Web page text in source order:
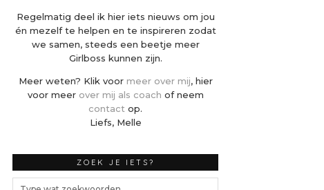
Regelmatig deel ik hier iets nieuws om jou
én mezelf te helpen en te inspireren zodat
we samen, steeds een beetje meer
Girlboss kunnen zijn.
Meer weten? Klik voor meer over mij, hier
voor meer over mij als coach of neem
contact op.
Liefs, Melle
ZOEK JE IETS?